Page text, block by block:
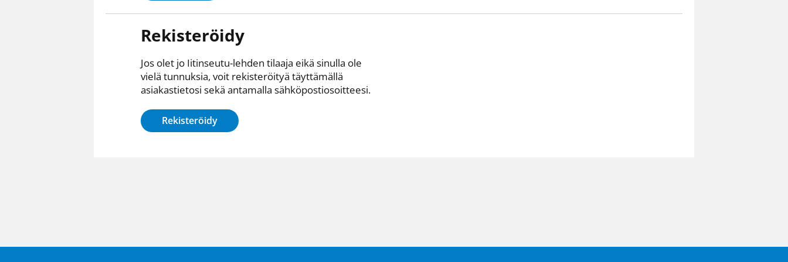
Rekisteröidy
Jos olet jo Iitinseutu-lehden tilaaja eikä sinulla ole
vielä tunnuksia, voit rekisteröityä täyttämällä
asiakastietosi sekä antamalla sähkö­posti­osoitteesi.
Rekisteröidy